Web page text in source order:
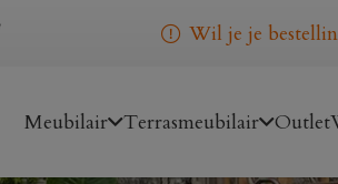
Wil je je
Meubilair Terrasmeubilair Outlet